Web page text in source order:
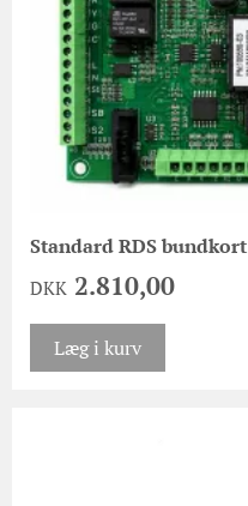
Standard RDS bundkort
DKK 2.810,00
Læg i kurv